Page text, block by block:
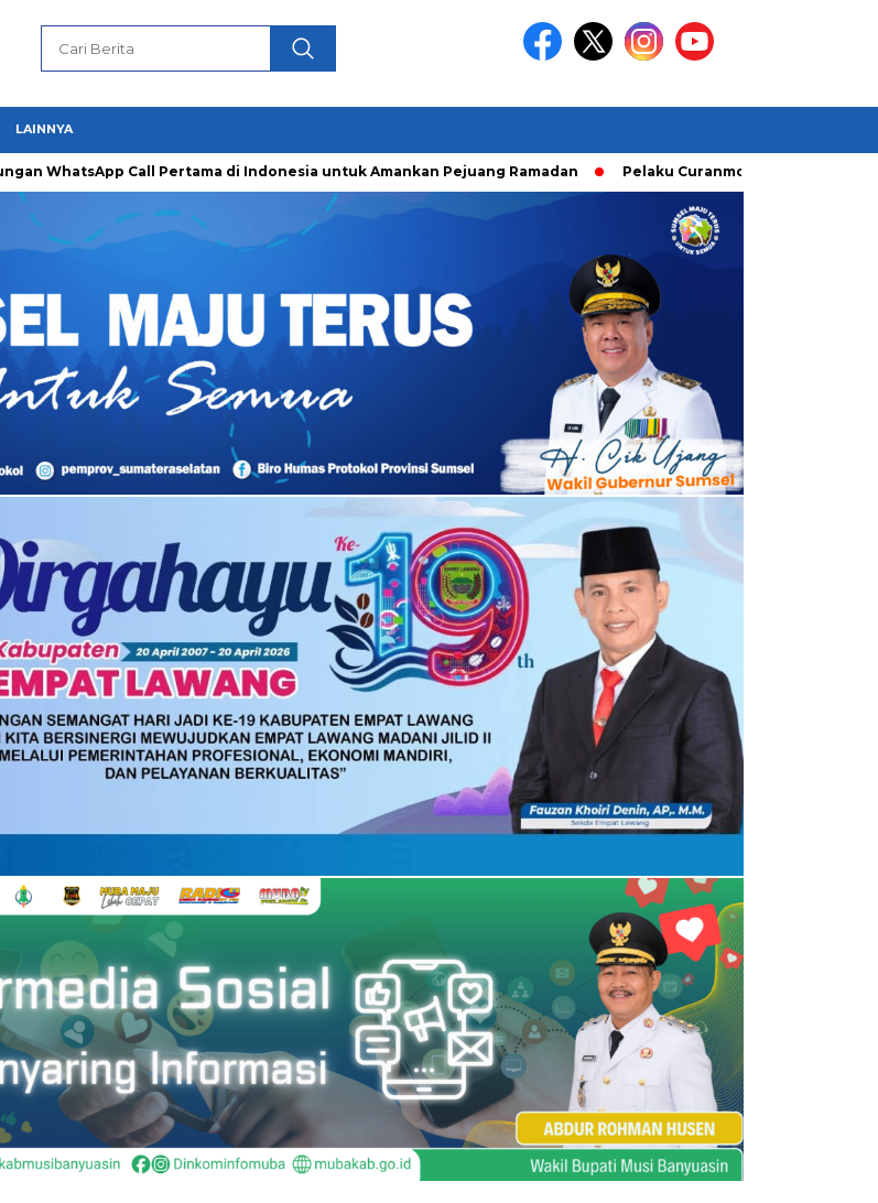
LAINNYA
Call Pertama di Indonesia untuk Amankan Pejuang Ramadan Pelaku Curanmor diringkusi Unit Ranmor